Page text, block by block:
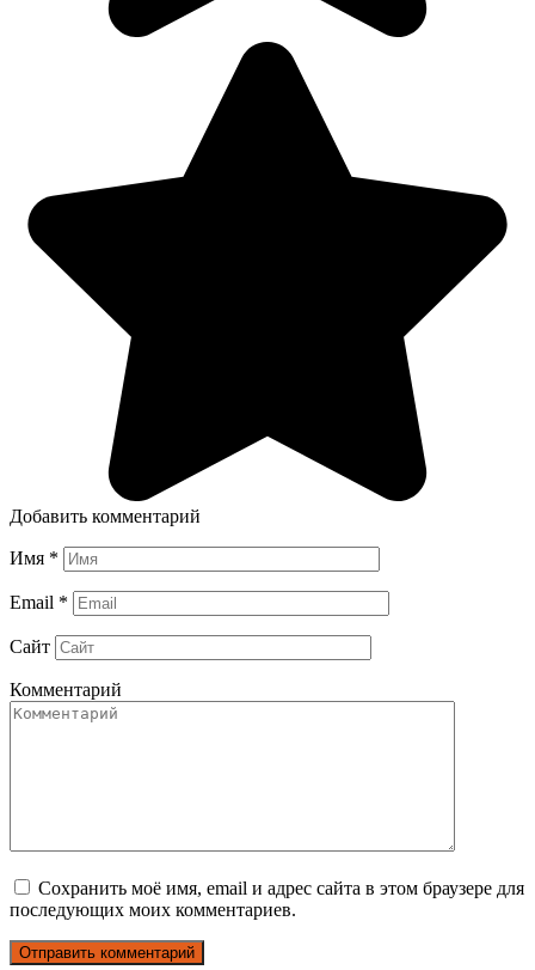
Добавить комментарий
Имя *
Email *
Сайт
Комментарий
Сохранить моё имя, email и адрес сайта в этом браузере для
последующих моих комментариев.